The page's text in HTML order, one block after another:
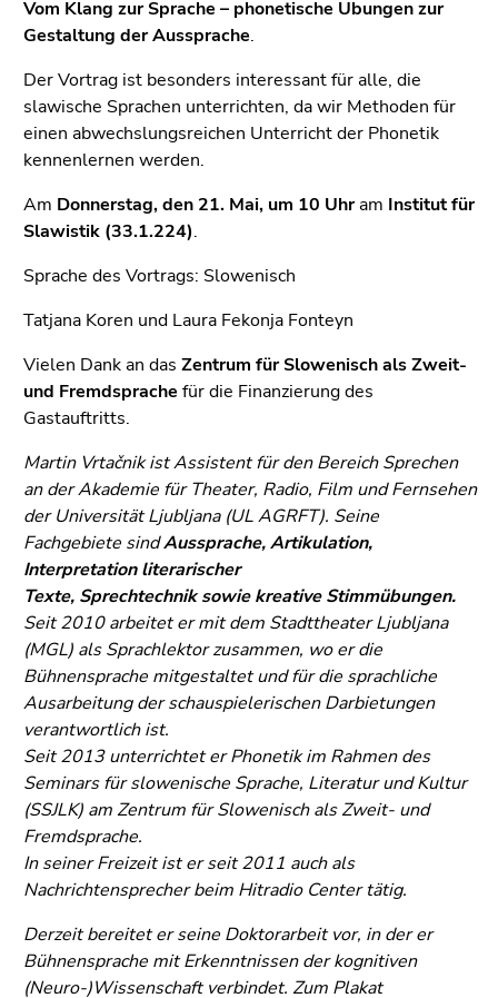
(Zugriffstaste
5)
den
Seiteneinstellungen
(Benutzer/Sprache)
(Zugriffstaste
8)
Zur
(Zugriffstaste
Vom Klang zur Sprache – phonetische Übungen zur
Gestaltung der Aussprache.
Der Vortrag ist besonders interessant für alle, die
slawische Sprachen unterrichten, da wir Methoden für
einen abwechslungsreichen Unterricht der Phonetik
kennenlernen werden.
Am Donnerstag, den 21. Mai, um 10 Uhram Institut für
Slawistik (33.1.224).
Sprache des Vortrags: Slowenisch
Tatjana Koren und Laura Fekonja Fonteyn
Vielen Dank an das Zentrum für Slowenisch als Zweit-
und Fremdsprache für die Finanzierung des
Gastauftritts.
Martin Vrtačnik ist Assistent für den Bereich Sprechen
an der Akademie für Theater, Radio, Film und Fernsehen
der Universität Ljubljana (UL AGRFT). Seine
Fachgebiete sindAussprache, Artikulation,
Interpretation literarischer
Texte, Sprechtechnik sowie kreative Stimmübungen.
Seit 2010 arbeitet er mit dem Stadttheater Ljubljana
(MGL) als Sprachlektor zusammen, wo er die
Bühnensprache mitgestaltet und für die sprachliche
Ausarbeitung der schauspielerischen Darbietungen
verantwortlich ist.
Seit 2013 unterrichtet er Phonetik im Rahmen des
Seminars für slowenische Sprache, Literatur und Kultur
(SSJLK) am Zentrum für Slowenisch als Zweit- und
Fremdsprache.
In seiner Freizeit ist er seit 2011 auch als
Nachrichtensprecher beim Hitradio Center tätig.
Derzeit bereitet er seine Doktorarbeit vor, in der er
Bühnensprache mit Erkenntnissen der kognitiven
(Neuro-)Wissenschaft verbindet. Zum Plakat